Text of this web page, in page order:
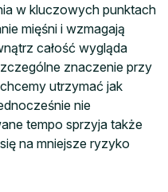
w kluczowych punktach
mięśni i wzmagają
całość wygląda
znaczenie przy
utrzymać jak
nie
tempo sprzyja także
na mniejsze ryzyko